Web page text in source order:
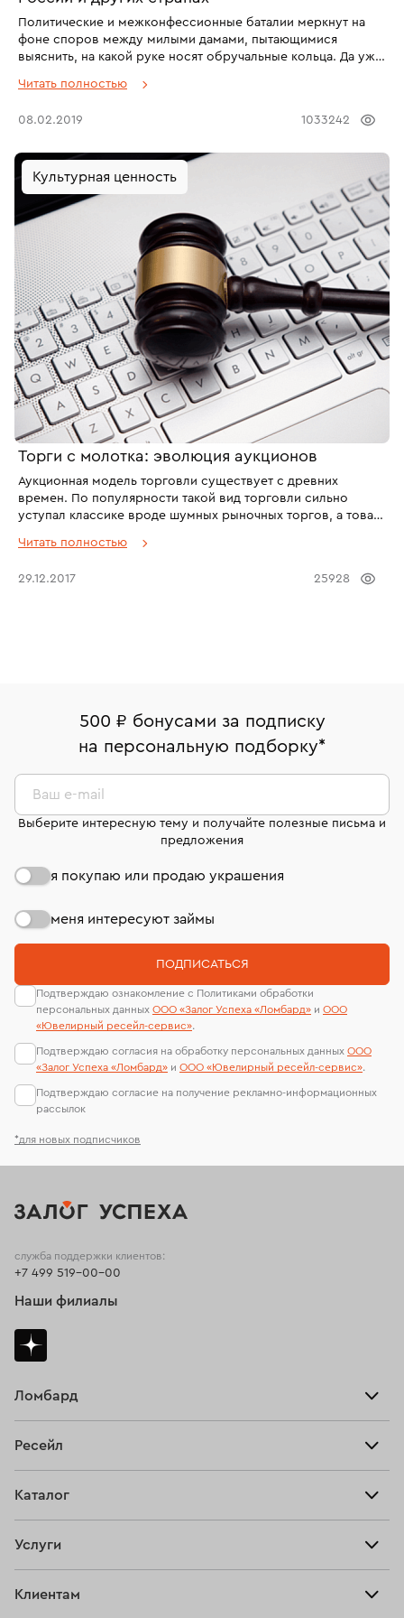
Политические и межконфессионные баталии меркнут на
фоне споров между милыми дамами, пытающимися
выяснить, на какой руке носят обручальные кольца. Да уж,
причиной нешуточных страстей, это же какие сложные
можно ли с помолвочными, а если снимать, а на другом
притчи, объясняющие, почему обручальное кольцо носят
именно на безымянных пальцах – мол, не разомкнуть их
вовек, если сложить руки особым образом.
Читать полностью
08.02.2019 1033242
Культурная ценность
Торги с молотка: эволюция аукционов
Аукционная модель торговли существует с древних
времен. По популярности такой вид торговли сильно
уступал классике вроде шумных рыночных торгов, а товар,
употреблении. Но первые упоминания аукционов
Первые прото-аукционы древнего мира не отличались
Читать полностью
29.12.2017 25928
500 ₽ бонусами за подписку
на персональную подборку*
*для новых подписчиков
Ваш e-mail
Выберите интересную тему и получайте полезные письма и
предложения
я покупаю или продаю украшения
меня интересуют займы
ПОДПИСАТЬСЯ
Подтверждаю ознакомление с Политиками обработки
персональных данных ООО «Залог Успеха «Ломбард» и ООО
«Ювелирный ресейл-сервиc».
Подтверждаю согласия на обработку персональных данных ООО
«Залог Успеха «Ломбард» и ООО «Ювелирный ресейл-сервиc».
Подтверждаю согласие на получение рекламно-информационных
рассылок
Ломбард
Тарифы
Ресейл
Купить
Каталог
Серьги
Услуги
Клиентам
служба поддержки клиентов:
+7 499 519-00-00
Наши филиалы